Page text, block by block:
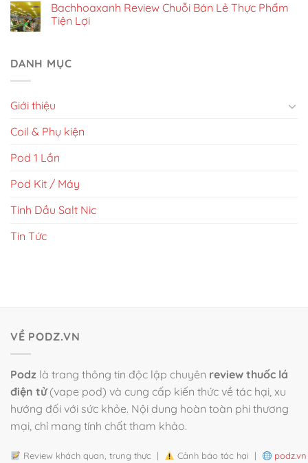
Bachhoaxanh Review Chuỗi Bán Lẻ Thực Phẩm
Tiện Lợi
DANH MỤC
Giới thiệu
Coil & Phụ kiện
Pod 1 Lần
Pod Kit / Máy
Tinh Dầu Salt Nic
Tin Tức
VỀ PODZ.VN
Podz là trang thông tin độc lập chuyên review thuốc lá
điện tử(vape pod) và cung cấp kiến thức về tác hại, xu
hướng đối với sức khỏe. Nội dung hoàn toàn phi thương
mại, chỉ mang tính chất tham khảo.
Review khách quan, trung thực | Cảnh báo tác hại | podz.vn